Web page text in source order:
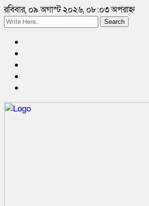
রবিবার, ০৯ অগাস্ট ২০২৬, ০৮:০৩ অপরাহ্ন
Search